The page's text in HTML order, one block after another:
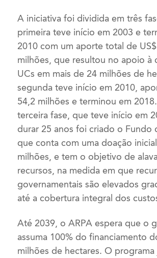
A iniciativa foi dividida em três
primeira teve início em 2003 e
2010 com um aporte total de
milhões, que resultou no apoio à
UCs em mais de 24 milhões de
segunda teve início em 2010,
54,2 milhões e terminou em
terceira fase, que teve início em
durar 25 anos foi criado o Fundo
que conta com uma doação
milhões, e tem o objetivo de
recursos, na medida em que
governamentais são elevados
até a cobertura integral dos
Até 2039, o ARPA espera que o
assuma 100% do financiamento
milhões de hectares. O programa